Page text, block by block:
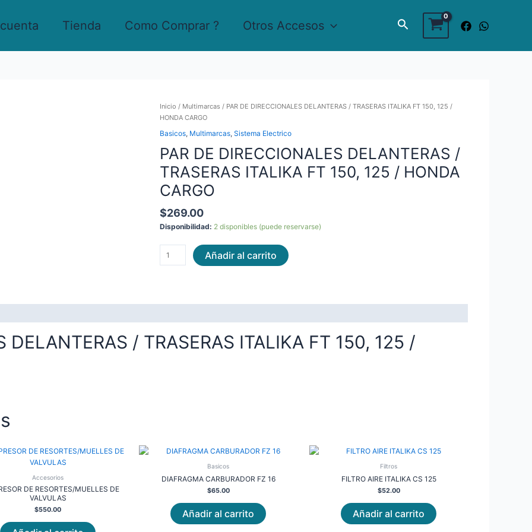
Tienda Como Comprar ? Otros Accesos Buscar
Inicio / Multimarcas / PAR DE DIRECCIONALES DELANTERAS / TRASERAS ITALIKA FT 150, 125 /
HONDA CARGO
Basicos, Multimarcas,Sistema Electrico
PAR DE DIRECCIONALES DELANTERAS /
TRASERAS ITALIKA FT 150, 125 / HONDA
CARGO
$269.00
Disponibilidad: 2 disponibles (puede reservarse)
PAR
DE
DIRECCIONALES
DELANTERAS
ITALIKA
FT
150,
125
/
HONDA
cantidad
Añadir al carrito
DELANTERAS / TRASERAS ITALIKA FT 150, 125 /
Accesorios
DE RESORTES/MUELLES DE
VALVULAS
$550.00
Basicos
DIAFRAGMA CARBURADOR FZ 16
$65.00
Añadir al carrito
Filtros
FILTRO AIRE ITALIKA CS 125
$52.00
Añadir al carrito